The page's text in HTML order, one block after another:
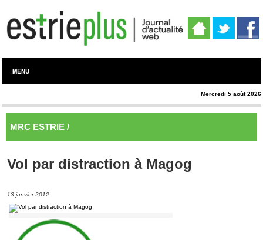
MENU
Mercredi 5 août 2026
MRC ESTRIE /
Vol par distraction à Magog
13 janvier 2012